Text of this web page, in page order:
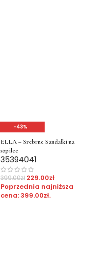
-43%
ELLA – Srebrne Sandałki na
szpilce
35394041
399.00zł 229.00zł
Poprzednia najniższa
cena:399.00zł.